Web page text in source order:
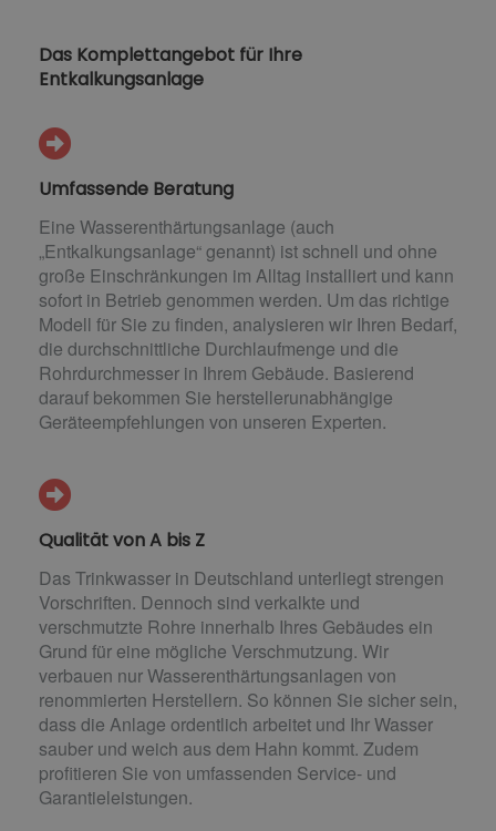
Das Komplettangebot für Ihre
Entkalkungsanlage
Umfassende Beratung
Eine Wasserenthärtungsanlage (auch
„Entkalkungsanlage“ genannt) ist schnell und ohne
große Einschränkungen im Alltag installiert und kann
sofort in Betrieb genommen werden. Um das richtige
Modell für Sie zu finden, analysieren wir Ihren Bedarf,
die durchschnittliche Durchlaufmenge und die
Rohrdurchmesser in Ihrem Gebäude. Basierend
darauf bekommen Sie herstellerunabhängige
Geräteempfehlungen von unseren Experten.
Qualität von A bis Z
Das Trinkwasser in Deutschland unterliegt strengen
Vorschriften. Dennoch sind verkalkte und
verschmutzte Rohre innerhalb Ihres Gebäudes ein
Grund für eine mögliche Verschmutzung. Wir
verbauen nur Wasserenthärtungsanlagen von
renommierten Herstellern. So können Sie sicher sein,
dass die Anlage ordentlich arbeitet und Ihr Wasser
sauber und weich aus dem Hahn kommt. Zudem
profitieren Sie von umfassenden Service- und
Garantieleistungen.